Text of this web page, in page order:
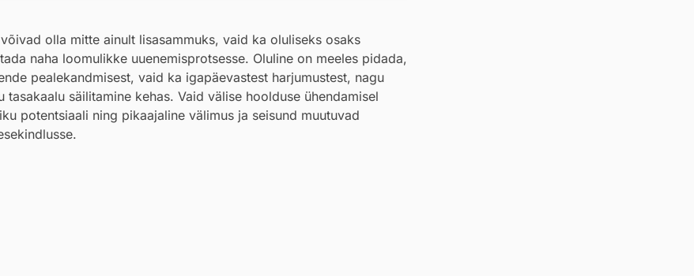
olla mitte ainult lisasammuks, vaid ka oluliseks osaks
naha loomulikke uuenemisprotsesse. Oluline on meeles pidada,
pealekandmisest, vaid ka igapäevastest harjumustest, nagu
säilitamine kehas. Vaid välise hoolduse ühendamisel
potentsiaali ning pikaajaline välimus ja seisund muutuvad